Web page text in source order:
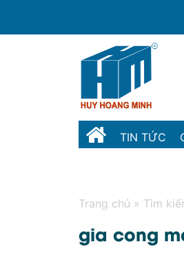
TIN TỨC
Trang chủ » Tìm
gia cong